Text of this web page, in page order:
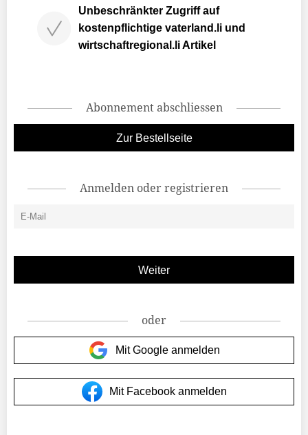
Unbeschränkter Zugriff auf
kostenpflichtige vaterland.li und
wirtschaftregional.li Artikel
Abonnement abschliessen
Zur Bestellseite
Anmelden oder registrieren
oder
Mit Google anmelden
Mit Facebook anmelden